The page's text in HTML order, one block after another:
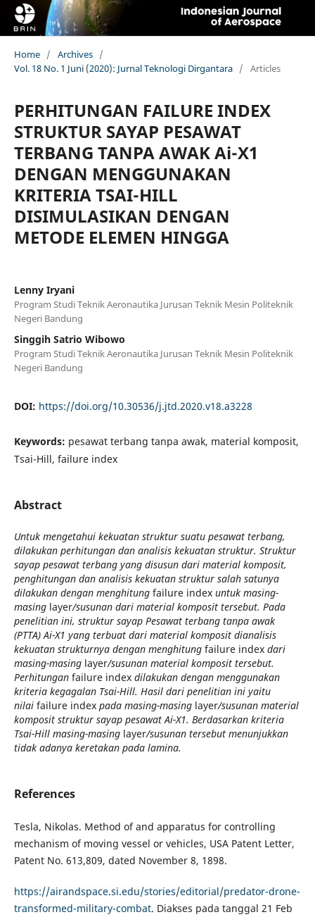
Home / Archives /
Vol. 18 No. 1 Juni (2020): Jurnal Teknologi Dirgantara / Articles
PERHITUNGAN FAILURE INDEX
STRUKTUR SAYAP PESAWAT
TERBANG TANPA AWAK Ai-X1
DENGAN MENGGUNAKAN
KRITERIA TSAI-HILL
DISIMULASIKAN DENGAN
METODE ELEMEN HINGGA
Lenny Iryani
Program Studi Teknik Aeronautika Jurusan Teknik Mesin Politeknik
Negeri Bandung
Singgih Satrio Wibowo
Program Studi Teknik Aeronautika Jurusan Teknik Mesin Politeknik
Negeri Bandung
DOI: https://doi.org/10.30536/j.jtd.2020.v18.a3228
Keywords: pesawat terbang tanpa awak, material komposit,
Tsai-Hill, failure index
Abstract
Untuk mengetahui kekuatan struktur suatu pesawat terbang,
dilakukan perhitungan dan analisis kekuatan struktur. Struktur
sayap pesawat terbang yang disusun dari material komposit,
penghitungan dan analisis kekuatan struktur salah satunya
dilakukan dengan menghitung failure indexuntuk masing-
masing layer/susunan dari material komposit tersebut. Pada
penelitian ini, struktur sayap Pesawat terbang tanpa awak
(PTTA) Ai-X1 yang terbuat dari material komposit dianalisis
kekuatan strukturnya dengan menghitung failure indexdari
masing-masing layer/susunan material komposit tersebut.
Perhitungan failure indexdilakukan dengan menggunakan
kriteria kegagalan Tsai-Hill. Hasil dari penelitian ini yaitu
nilai failure indexpada masing-masing layer/susunan material
komposit struktur sayap pesawat Ai-X1. Berdasarkan kriteria
Tsai-Hill masing-masing layer/susunan tersebut menunjukkan
tidak adanya keretakan pada lamina.
References
Tesla, Nikolas. Method of and apparatus for controlling
mechanism of moving vessel or vehicles, USA Patent Letter,
Patent No. 613,809, dated November 8, 1898.
https://airandspace.si.edu/stories/editorial/predator-drone-
transformed-military-combat. Diakses pada tanggal 21 Feb